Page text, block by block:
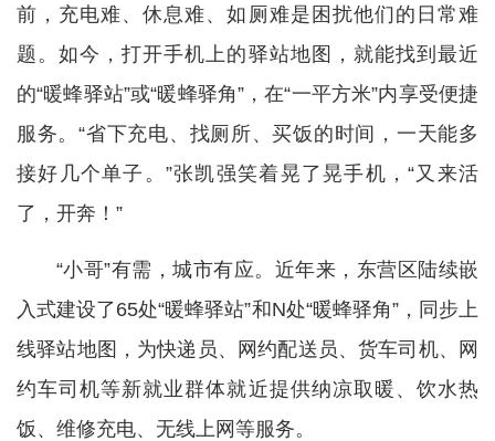
前，充电难、休息难、如厕难是困扰他们的日常难
题。如今，打开手机上的驿站地图，就能找到最近
的“暖蜂驿站”或“暖蜂驿角”，在“一平方米”内享受便捷
服务。“省下充电、找厕所、买饭的时间，一天能多
接好几个单子。”张凯强笑着晃了晃手机，“又来活
了，开奔！”
“小哥”有需，城市有应。近年来，东营区陆续嵌
入式建设了65处“暖蜂驿站”和N处“暖蜂驿角”，同步上
线驿站地图，为快递员、网约配送员、货车司机、网
约车司机等新就业群体就近提供纳凉取暖、饮水热
饭、维修充电、无线上网等服务。